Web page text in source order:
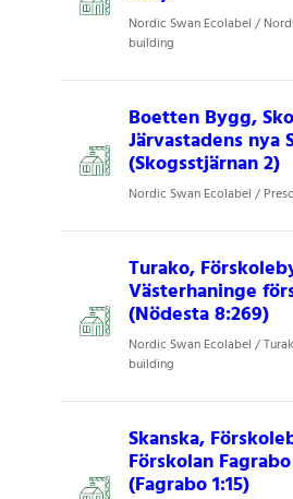
Nordic Swan Ecolabel /
building
Boetten Bygg,
Järvastadens nya
(Skogsstjärnan 2)
Nordic Swan Ecolabel /
Turako,
Västerhaninge
(Nödesta 8:269)
Nordic Swan Ecolabel /
building
Skanska,
Förskolan
(Fagrabo 1:15)